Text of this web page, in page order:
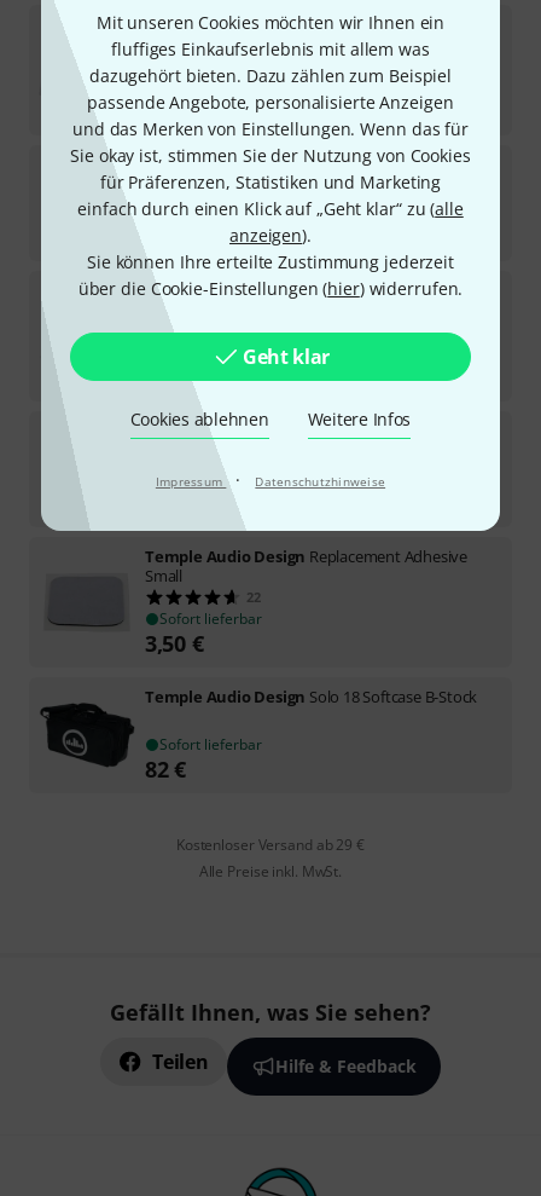
Mit unseren Cookies möchten wir Ihnen ein
fluffiges Einkaufserlebnis mit allem was
dazugehört bieten. Dazu zählen zum Beispiel
passende Angebote, personalisierte Anzeigen
und das Merken von Einstellungen. Wenn das für
Sie okay ist, stimmen Sie der Nutzung von Cookies
für Präferenzen, Statistiken und Marketing
einfach durch einen Klick auf „Geht klar“ zu (alle
anzeigen).
Sie können Ihre erteilte Zustimmung jederzeit
über die Cookie-Einstellungen (hier) widerrufen.
Geht klar
Cookies ablehnen Weitere Infos
Impressum · Datenschutzhinweise
Temple Audio DesignReplacement Adhesive
Large
Sofort lieferbar
3,90 €
Temple Audio DesignSolo Mounting Bracket
4
Sofort lieferbar
Temple Audio DesignVoodoo Lab Mounting
Bracket
11
Sofort lieferbar
24,90€
Temple Audio Design Trio Mounting Bracket
Sofort lieferbar
Temple Audio Design Replacement Adhesive
Small
22
Sofort lieferbar
3,50 €
Temple Audio Design Solo 18 Softcase B-Stock
Sofort lieferbar
82€
Kostenloser Versand ab 29 €
Alle Preise inkl. MwSt.
Gefällt Ihnen, was Sie sehen?
Teilen Hilfe & Feedback